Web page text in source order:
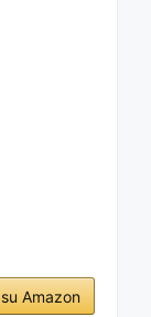
Amazon